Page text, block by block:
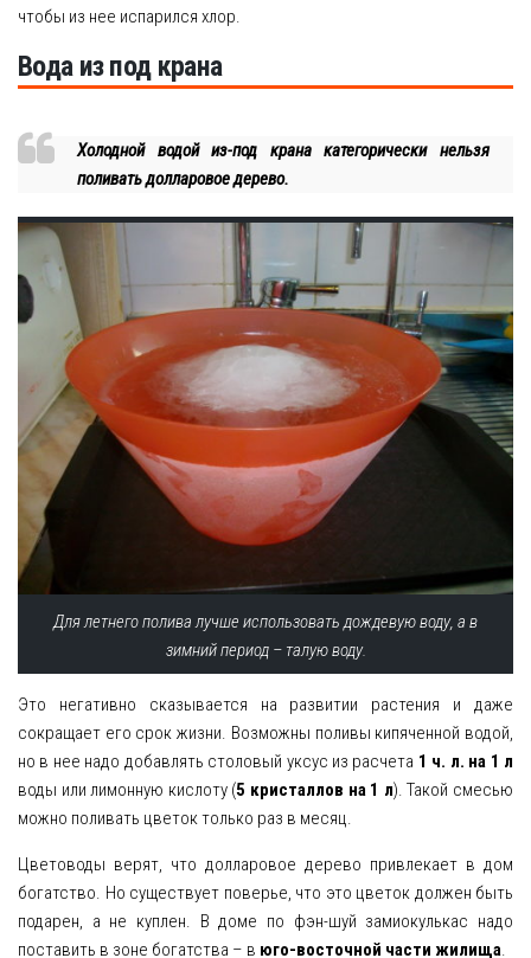
чтобы из нее испарился хлор.
Вода из под крана
Холодной водой из-под крана категорически нельзя
поливать долларовое дерево.
Для летнего полива лучше использовать дождевую воду, а в
зимний период – талую воду.
Это негативно сказывается на развитии растения и даже
сокращает его срок жизни. Возможны поливы кипяченной водой,
но в нее надо добавлять столовый уксус из расчета 1 ч. л. на 1 л
воды или лимонную кислоту (5 кристаллов на 1 л). Такой смесью
можно поливать цветок только раз в месяц.
Цветоводы верят, что долларовое дерево привлекает в дом
богатство. Но существует поверье, что это цветок должен быть
подарен, а не куплен. В доме по фэн-шуй замиокулькас надо
поставить в зоне богатства – в юго-восточной части жилища.